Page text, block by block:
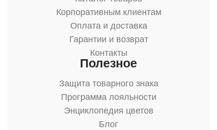
Корпоративным клиентам
Оплата и доставка
Гарантии и возврат
Контакты
Полезное
Защита товарного знака
Программа лояльности
Энциклопедия цветов
Блог